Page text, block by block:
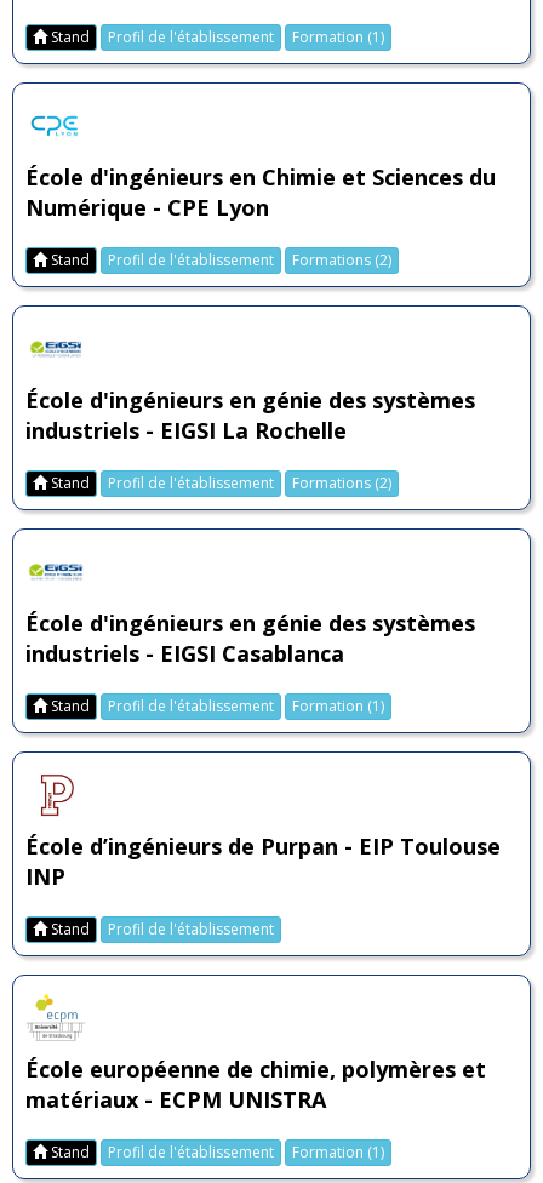
Stand Profil de l'établissement Formation (1)
École d'ingénieurs en Chimie et Sciences du
Numérique - CPE Lyon
Stand Profil de l'établissement Formations (2)
École d'ingénieurs en génie des systèmes
industriels - EIGSI La Rochelle
Stand Profil de l'établissement Formations (2)
École d'ingénieurs en génie des systèmes
industriels - EIGSI Casablanca
Stand Profil de l'établissement Formation (1)
École d’ingénieurs de Purpan - EIP Toulouse
INP
Stand Profil de l'établissement
École européenne de chimie, polymères et
matériaux - ECPM UNISTRA
Stand Profil de l'établissement Formation (1)